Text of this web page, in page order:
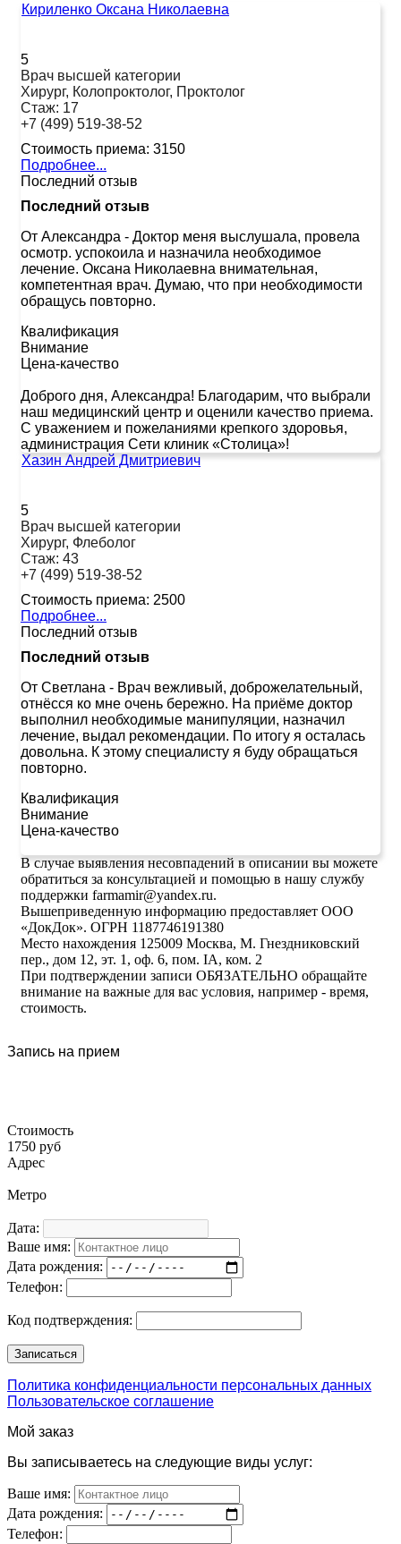
Кириленко Оксана Николаевна
5
Врач высшей категории
Хирург, Колопроктолог, Проктолог
Стаж: 17
+7 (499) 519-38-52
Стоимость приема: 3150
Подробнее...
Последний отзыв
Последний отзыв
От Александра - Доктор меня выслушала, провела
осмотр. успокоила и назначила необходимое
лечение. Оксана Николаевна внимательная,
компетентная врач. Думаю, что при необходимости
обращусь повторно.
Квалификация
Внимание
Цена-качество
Доброго дня, Александра! Благодарим, что выбрали
наш медицинский центр и оценили качество приема.
С уважением и пожеланиями крепкого здоровья,
администрация Сети клиник «Столица»!
Хазин Андрей Дмитриевич
5
Врач высшей категории
Хирург, Флеболог
Стаж: 43
+7 (499) 519-38-52
Стоимость приема: 2500
Подробнее...
Последний отзыв
Последний отзыв
От Светлана - Врач вежливый, доброжелательный,
отнёсся ко мне очень бережно. На приёме доктор
выполнил необходимые манипуляции, назначил
лечение, выдал рекомендации. По итогу я осталась
довольна. К этому специалисту я буду обращаться
повторно.
Квалификация
Внимание
Цена-качество
В случае выявления несовпадений в описании вы можете
обратиться за консультацией и помощью в нашу службу
поддержки farmamir@yandex.ru.
Вышеприведенную информацию предоставляет ООО
«ДокДок». ОГРН 1187746191380
Место нахождения 125009 Москва, М. Гнездниковский
пер., дом 12, эт. 1, оф. 6, пом. IA, ком. 2
При подтверждении записи ОБЯЗАТЕЛЬНО обращайте
внимание на важные для вас условия, например - время,
стоимость.
Запись на прием
Стоимость
1750 руб
Адрес
Метро
Дата:
Ваше имя:
Дата рождения:
Телефон:
Код подтверждения:
Политика конфиденциальности персональных данных
Пользовательское соглашение
Мой заказ
Вы записываетесь на следующие виды услуг:
Ваше имя:
Дата рождения:
Телефон: